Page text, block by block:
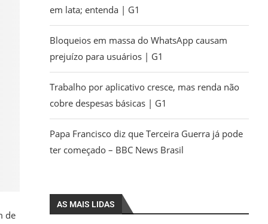
de
em lata; entenda | G1
Bloqueios em massa do WhatsApp causam
prejuízo para usuários | G1
Trabalho por aplicativo cresce, mas renda não
cobre despesas básicas | G1
Papa Francisco diz que Terceira Guerra já pode
ter começado – BBC News Brasil
AS MAIS LIDAS